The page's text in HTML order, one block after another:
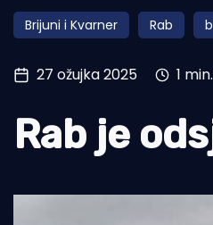
Pomorstvo
Ribolov
Tradicija i kultura
Brijuni i Kvarner Rab
27 ožujka 2025 1
Rab je